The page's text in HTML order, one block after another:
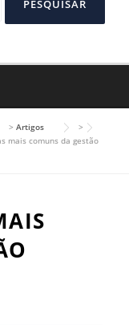
> Artigos
>
mais comuns da gestão